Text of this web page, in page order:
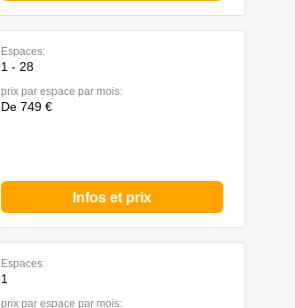
Espaces:
1 - 28
prix par espace par mois:
De 749 €
Infos et prix
Espaces:
1
prix par espace par mois: